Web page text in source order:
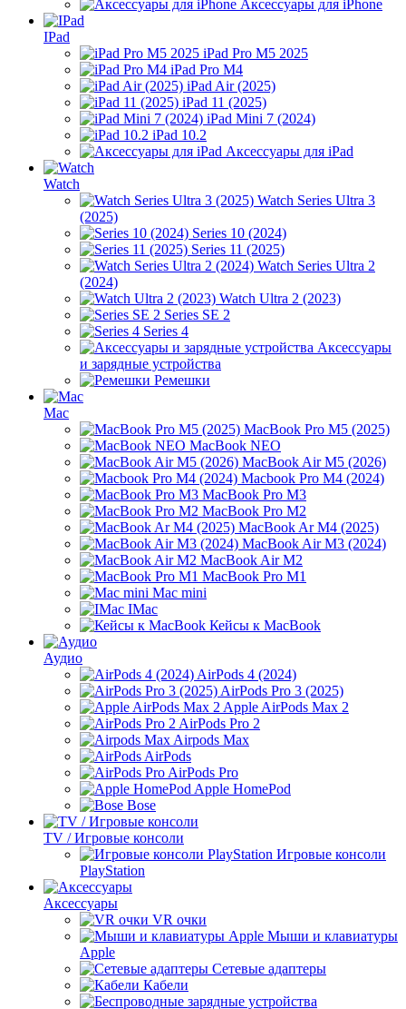
Аксессуары для iPhone
IPad
iPad Pro M5 2025
iPad Pro M4
iPad Air (2025)
iPad 11 (2025)
iPad Mini 7 (2024)
iPad 10.2
Аксессуары для iPad
Watch
Watch Series Ultra 3
(2025)
Series 10 (2024)
Series 11 (2025)
Watch Series Ultra 2
(2024)
Watch Ultra 2 (2023)
Series SE 2
Series 4
Аксессуары
и зарядные устройства
Ремешки
Mac
MacBook Pro M5 (2025)
MacBook NEO
MacBook Air M5 (2026)
Macbook Pro M4 (2024)
MacBook Pro M3
MacBook Pro M2
MacBook Ar M4 (2025)
MacBook Air M3 (2024)
MacBook Air M2
MacBook Pro M1
Mac mini
IMac
Кейсы к MacBook
Аудио
AirPods 4 (2024)
AirPods Pro 3 (2025)
Apple AirPods Max 2
AirPods Pro 2
Airpods Max
AirPods
AirPods Pro
Apple HomePod
Bose
TV / Игровые консоли
Игровые консоли
PlayStation
Аксессуары
VR очки
Мыши и клавиатуры
Apple
Сетевые адаптеры
Кабели